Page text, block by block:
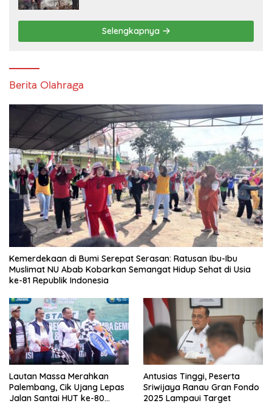
Selengkapnya
Berita Olahraga
Kemerdekaan di Bumi Serepat Serasan: Ratusan Ibu-Ibu
Muslimat NU Abab Kobarkan Semangat Hidup Sehat di Usia
ke-81 Republik Indonesia
Lautan Massa Merahkan
Palembang, Cik Ujang Lepas
Jalan Santai HUT ke-80
Antusias Tinggi, Peserta
Sriwijaya Ranau Gran Fondo
2025 Lampaui Target